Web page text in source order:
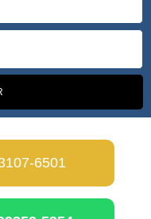
6501